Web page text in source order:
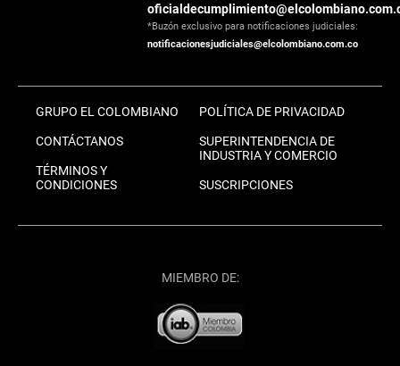
*Buzón exclusivo para notificaciones judiciales:
notificacionesjudiciales@elcolombiano.com.co
GRUPO EL COLOMBIANO
CONTÁCTANOS
TÉRMINOS Y
CONDICIONES
POLÍTICA DE PRIVACIDAD
SUPERINTENDENCIA DE
INDUSTRIA Y COMERCIO
SUSCRIPCIONES
MIEMBRO DE: